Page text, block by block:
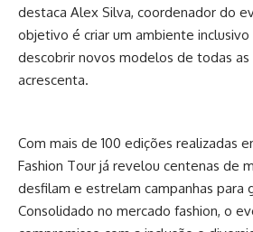
destaca Alex Silva, coordenador do
objetivo é criar um ambiente
descobrir novos modelos de todas as
acrescenta.
Com mais de 100 edições realizadas
Fashion Tour já revelou centenas de
desfilam e estrelam campanhas para
Consolidado no mercado fashion, o